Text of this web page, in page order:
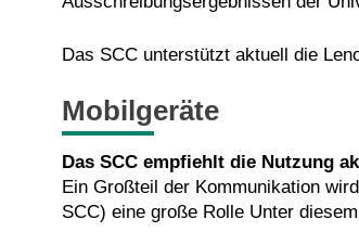
Das SCC unterstützt aktuell die
Mobilgeräte
Das SCC empfiehlt die Nutzung
Ein Großteil der Kommunikation
SCC) eine große Rolle Unter